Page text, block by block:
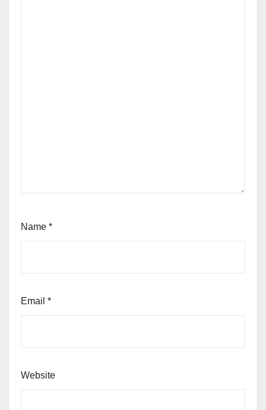
Name *
Email *
Website